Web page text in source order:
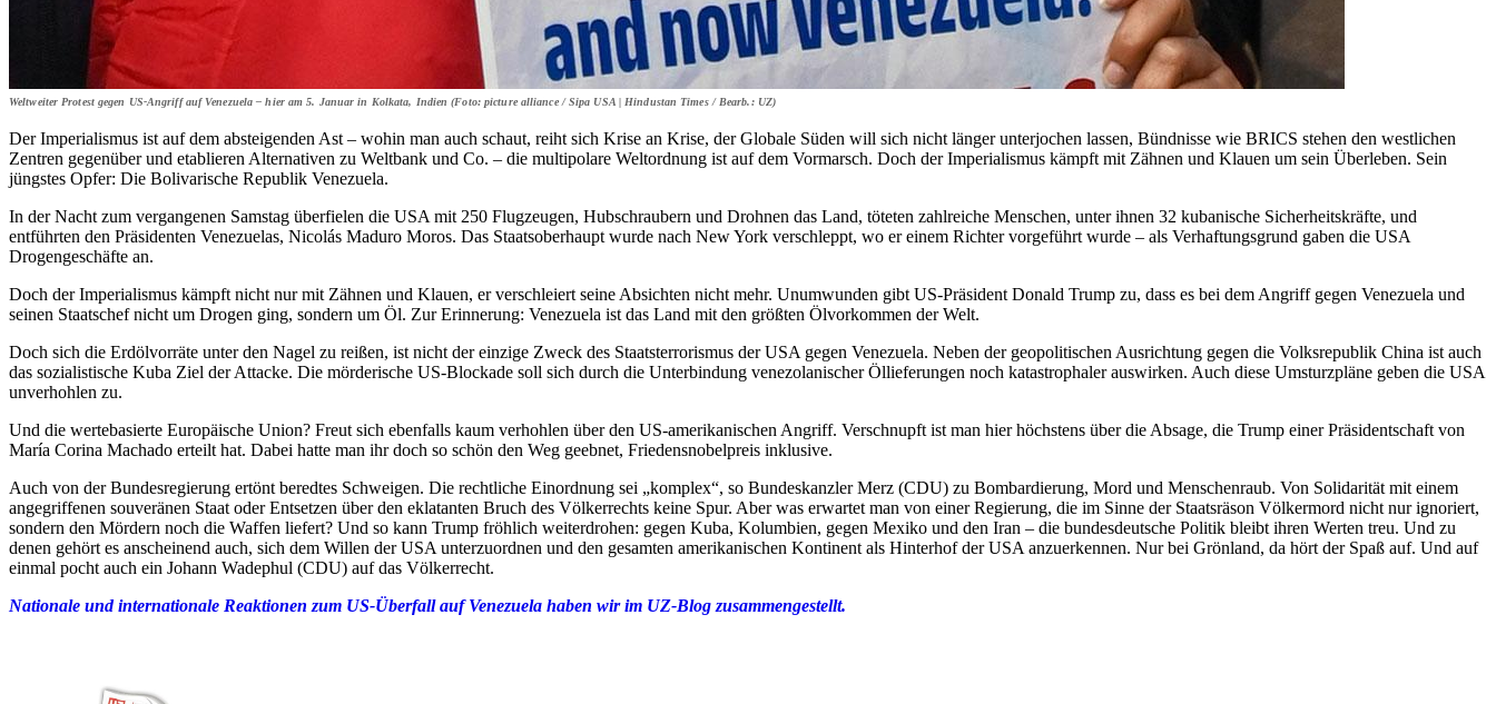
Weltweiter Protest gegen US-Angriff auf Venezuela – hier am 5. Januar in Kolkata, Indien (Foto: picture alliance / Sipa USA | Hindustan Times / Bearb.: UZ)
Der Imperialismus ist auf dem absteigenden Ast – wohin man auch schaut, reiht sich Krise an Krise, der Globale Süden will sich nicht länger unterjochen lassen, Bündnisse wie BRICS stehen den westlichen
Zentren gegenüber und etablieren Alternativen zu Weltbank und Co. – die multipolare Weltordnung ist auf dem Vormarsch. Doch der Imperialismus kämpft mit Zähnen und Klauen um sein Überleben. Sein
jüngstes Opfer: Die Bolivarische Republik Venezuela.
In der Nacht zum vergangenen Samstag überfielen die USA mit 250 Flugzeugen, Hubschraubern und Drohnen das Land, töteten zahlreiche Menschen, unter ihnen 32 kubanische Sicherheitskräfte, und
entführten den Präsidenten Venezuelas, Nicolás Maduro Moros. Das Staatsoberhaupt wurde nach New York verschleppt, wo er einem Richter vorgeführt wurde – als Verhaftungsgrund gaben die USA
Drogengeschäfte an.
Doch der Imperialismus kämpft nicht nur mit Zähnen und Klauen, er verschleiert seine Absichten nicht mehr. Unumwunden gibt US-Präsident Donald Trump zu, dass es bei dem Angriff gegen Venezuela und
seinen Staatschef nicht um Drogen ging, sondern um Öl. Zur Erinnerung: Venezuela ist das Land mit den größten Ölvorkommen der Welt.
Doch sich die Erdölvorräte unter den Nagel zu reißen, ist nicht der einzige Zweck des Staatsterrorismus der USA gegen Venezuela. Neben der geopolitischen Ausrichtung gegen die Volksrepublik China ist auch
das sozialistische Kuba Ziel der Attacke. Die mörderische US-Blockade soll sich durch die Unterbindung venezolanischer Öllieferungen noch katastrophaler auswirken. Auch diese Umsturzpläne geben die USA
unverhohlen zu.
Und die wertebasierte Europäische Union? Freut sich ebenfalls kaum verhohlen über den US-amerikanischen Angriff. Verschnupft ist man hier höchstens über die Absage, die Trump einer Präsidentschaft von
María Corina Machado erteilt hat. Dabei hatte man ihr doch so schön den Weg geebnet, Friedensnobelpreis inklusive.
Auch von der Bundesregierung ertönt beredtes Schweigen. Die rechtliche Einordnung sei „komplex“, so Bundeskanzler Merz (CDU) zu Bombardierung, Mord und Menschenraub. Von Solidarität mit einem
angegriffenen souveränen Staat oder Entsetzen über den eklatanten Bruch des Völkerrechts keine Spur. Aber was erwartet man von einer Regierung, die im Sinne der Staatsräson Völkermord nicht nur ignoriert,
sondern den Mördern noch die Waffen liefert? Und so kann Trump fröhlich weiterdrohen: gegen Kuba, Kolumbien, gegen Mexiko und den Iran – die bundesdeutsche Politik bleibt ihren Werten treu. Und zu
denen gehört es anscheinend auch, sich dem Willen der USA unterzuordnen und den gesamten amerikanischen Kontinent als Hinterhof der USA anzuerkennen. Nur bei Grönland, da hört der Spaß auf. Und auf
einmal pocht auch ein Johann Wadephul (CDU) auf das Völkerrecht.
Nationale und internationale Reaktionen zum US-Überfall auf Venezuela haben wir im UZ-Blog zusammengestellt.